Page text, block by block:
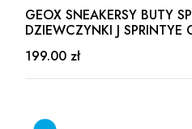
GEOX SNEAKERSY BUTY
DZIEWCZYNKI J
199.00 zł